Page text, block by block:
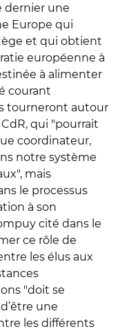
dernier une
Europe qui
et qui obtient
européenne à
à alimenter
courant
tourneront autour
qui "pourrait
coordinateur,
notre système
mais
le processus
à son
cité dans le
ce rôle de
les élus aux
"doit se
une
les différents